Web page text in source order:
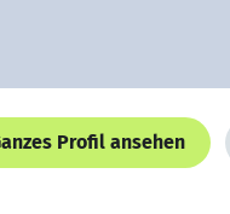
Profil ansehen